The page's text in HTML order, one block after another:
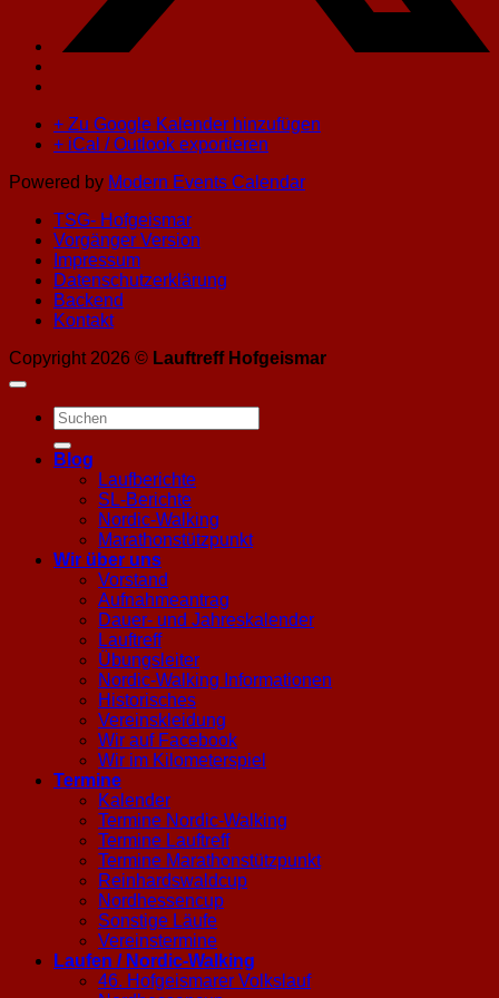
+ Zu Google Kalender hinzufügen
+ iCal / Outlook exportieren
Powered by Modern Events Calendar
TSG- Hofgeismar
Vorgänger Version
Impressum
Datenschutzerklärung
Backend
Kontakt
Copyright 2026 © Lauftreff Hofgeismar
Blog
Laufberichte
SL-Berichte
Nordic-Walking
Marathonstützpunkt
Wir über uns
Vorstand
Aufnahmeantrag
Dauer- und Jahreskalender
Lauftreff
Übungsleiter
Nordic-Walking Informationen
Historisches
Vereinskleidung
Wir auf Facebook
Wir im Kilometerspiel
Termine
Kalender
Termine Nordic-Walking
Termine Lauftreff
Termine Marathonstützpunkt
Reinhardswaldcup
Nordhessencup
Sonstige Läufe
Vereinstermine
Laufen / Nordic-Walking
46. Hofgeismarer Volkslauf